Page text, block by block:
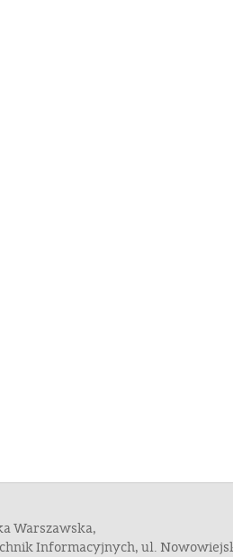
Warszawska,
Informacyjnych, ul.